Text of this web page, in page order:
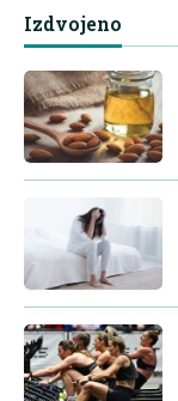
Izdvojeno